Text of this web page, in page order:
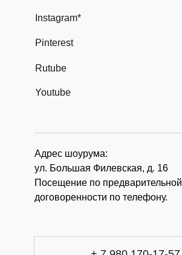
Адрес шоурума:
ул. Большая Филевская, д. 16
Посещение по предварительной
договоренности по телефону.
Instagram*
Pinterest
Rutube
Youtube